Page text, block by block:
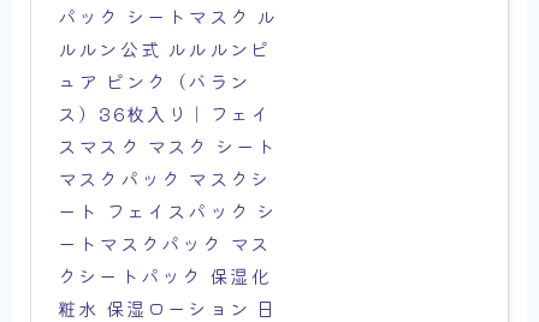
パック シートマスク ル
ルルン公式 ルルルンピ
ュア ピンク（バラン
ス）36枚入り｜フェイ
スマスク マスク シート
マスクパック マスクシ
ート フェイスパック シ
ートマスクパック マス
クシートパック 保湿化
粧水 保湿ローション 日